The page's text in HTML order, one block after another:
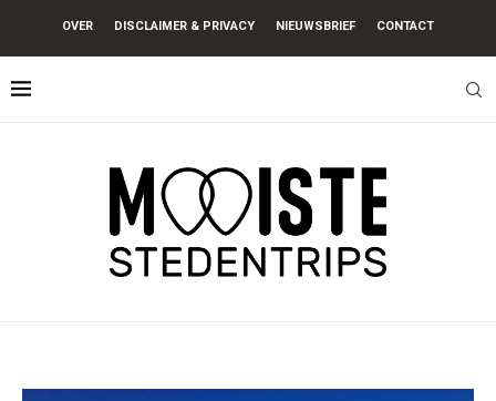
OVER DISCLAIMER & PRIVACY NIEUWSBRIEF CONTACT